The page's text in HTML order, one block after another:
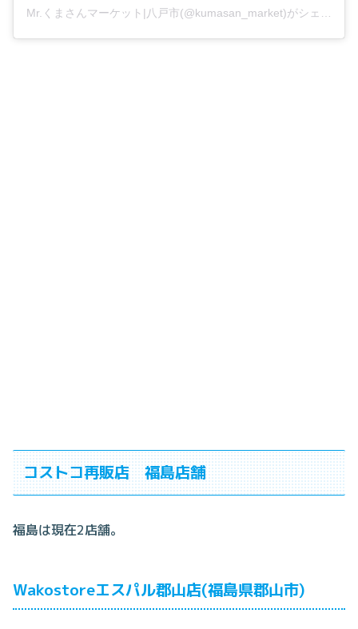
コストコ再販店 福島店舗
福島は現在2店舗。
Wakostoreエスパル郡山店(福島県郡山市)